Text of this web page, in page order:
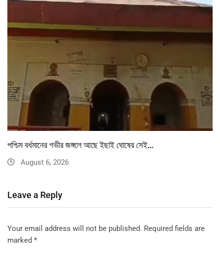
পশ্চিম বর্ধমানের গভীর জঙ্গলে আছে ইছাই ঘোষের সেই…
August 6, 2026
Leave a Reply
Your email address will not be published. Required fields are
marked *